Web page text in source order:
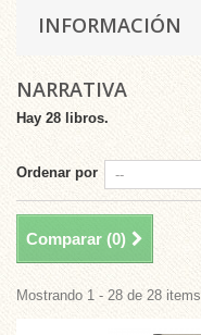
INFORMACIÓN
NARRATIVA
Hay 28 libros.
Ordenar por
Comparar (0)
Mostrando 1 - 28 de 28 items